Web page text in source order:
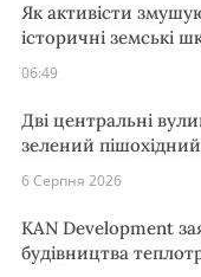
Як активісти
історичні земські
06:49
Дві центральні
зелений
6 Серпня 2026
KAN Development
будівництва